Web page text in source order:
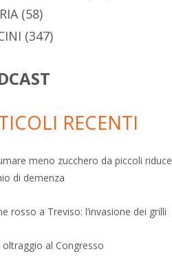
(58)
(347)
RECENTI
meno zucchero da piccoli riduce
di demenza
rosso a Treviso: l’invasione dei grilli
oltraggio al Congresso